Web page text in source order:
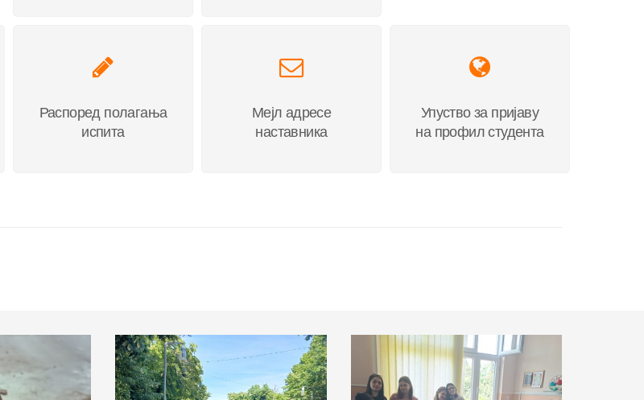
Распоред полагања
испита
Мeјл адресе
наставника
Упуство за пријаву
на профил студента